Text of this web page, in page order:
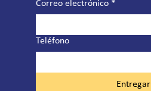
Correo electrónico *
Teléfono
Entregar